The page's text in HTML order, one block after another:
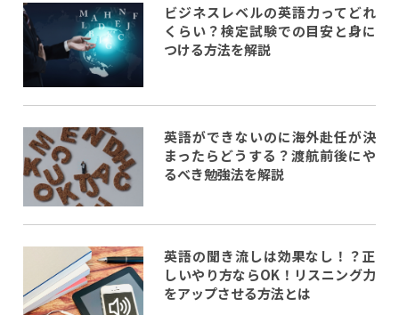
ビジネスレベルの英語力ってどれ
くらい？検定試験での目安と身に
つける方法を解説
英語ができないのに海外赴任が決
まったらどうする？渡航前後にや
るべき勉強法を解説
英語の聞き流しは効果なし！？正
しいやり方ならOK！リスニング力
をアップさせる方法とは